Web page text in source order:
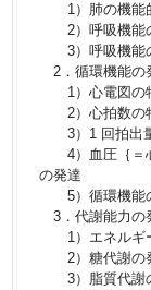
1）肺の機能
2）呼吸機能
3）呼吸機能
2．循環機能の
1）心電図の
2）心拍数の
3）1 回拍出
4）血圧｛＝心
の発達
5）循環機能
3．代謝能力の
1）エネルギ
2）糖代謝の
3）脂質代謝